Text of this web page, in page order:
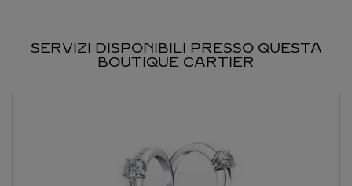
SERVIZI DISPONIBILI PRESSO QUESTA
BOUTIQUE CARTIER